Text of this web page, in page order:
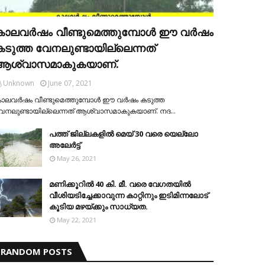
വീണ്ടുമെത്തുമ്പോള്‍ ഈ വര്‍ഷം
വേനലുണ്ടായില്ലെന്നത്
Unknown
June 07, 2021
വീണ്ടുമെത്തുമ്പോള്‍ ഈ വര്‍ഷം കടുത്ത
ആശ്വാസമാകുകയാണ്. നദ…
പത്ത് ജില്ലകളില്‍ മെയ് 30 വരെ യെല്ലോ
അലേര്‍ട്ട്
May 26, 2021
മണിക്കൂറിൽ 40 കി. മീ. വരെ വേഗതയിൽ
വീശിയടിച്ചേക്കാവുന്ന കാറ്റിനും ഇടിമിന്നലോട്
കൂടിയ മഴയ്ക്കും സാധ്യത.
May 22, 2021
RANDOM POSTS